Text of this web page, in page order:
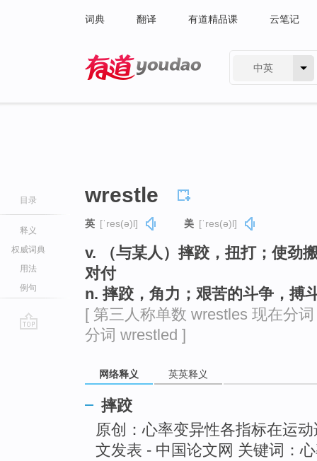
词典 翻译 有道精品课 云笔记
中英
目录
释义
权威词典
用法
例句
wrestle
英 [ˈres(ə)l] 美 [ˈres(ə)l]
v. （与某人）摔跤，扭打；使劲
对付
n. 摔跤，角力；艰苦的斗争，搏
[ 第三人称单数 wrestles 现在分
分词 wrestled ]
网络释义 英英释义
摔跤
原创：心率变异性各指标在运
文发表 - 中国论文网 关键词：